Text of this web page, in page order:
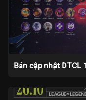
Bản cập nhật